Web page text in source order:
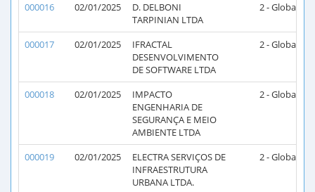
000016 02/01/2025
D. DELBONI
TARPINIAN LTDA
2 - Global
000017 02/01/2025
IFRACTAL
DESENVOLVIMENTO
DE SOFTWARE LTDA
2 - Global
000018 02/01/2025
IMPACTO
ENGENHARIA DE
SEGURANÇA E MEIO
AMBIENTE LTDA
2 - Global
000019 02/01/2025
ELECTRA SERVIÇOS DE
INFRAESTRUTURA
URBANA LTDA.
2 - Global